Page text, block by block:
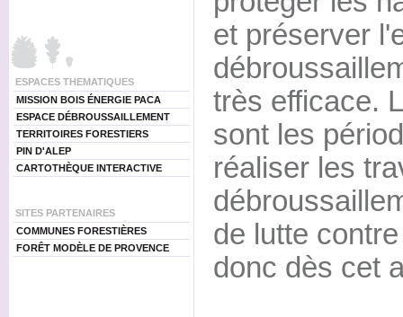
ESPACES THEMATIQUES
MISSION BOIS ÉNERGIE PACA
ESPACE DÉBROUSSAILLEMENT
TERRITOIRES FORESTIERS
PIN D'ALEP
CARTOTHÈQUE INTERACTIVE
SITES PARTENAIRES
COMMUNES FORESTIÈRES
FORÊT MODÈLE DE PROVENCE
et préserver
très efficace.
sont les
réaliser les
de lutte
donc dès cet